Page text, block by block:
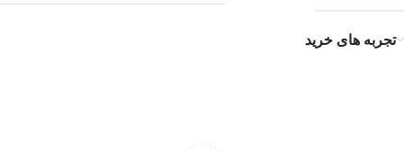
تجربه های خرید